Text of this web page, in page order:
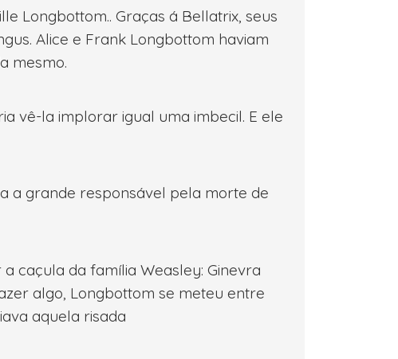
Longbottom.. Graças á Bellatrix, seus
Alice e Frank Longbottom haviam
mesmo.
vê-la implorar igual uma imbecil. E ele
a grande responsável pela morte de
caçula da família Weasley: Ginevra
algo, Longbottom se meteu entre
aquela risada